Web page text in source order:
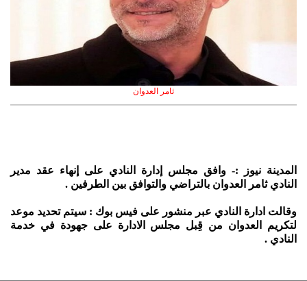
ثامر العدوان
المدينة نيوز :- وافق مجلس إدارة النادي على إنهاء عقد مدير
النادي ثامر العدوان بالتراضي والتوافق بين الطرفين .
وقالت ادارة النادي عبر منشور على فيس بوك : سيتم تحديد موعد
لتكريم العدوان من قِبل مجلس الادارة على جهودة في خدمة
النادي .